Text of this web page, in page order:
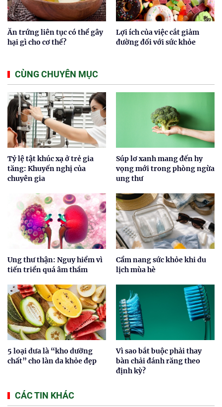
Ăn trứng liên tục có thể gây
hại gì cho cơ thể?
Lợi ích của việc cắt giảm
đường đối với sức khỏe
CÙNG CHUYÊN MỤC
Tỷ lệ tật khúc xạ ở trẻ gia
tăng: Khuyến nghị của
chuyên gia
Súp lơ xanh mang đến hy
vọng mới trong phòng ngừa
ung thư
Ung thư thận: Nguy hiểm vì
tiến triển quá âm thầm
Cẩm nang sức khỏe khi du
lịch mùa hè
5 loại dưa là “kho dưỡng
chất” cho làn da khỏe đẹp
Vì sao bắt buộc phải thay
bàn chải đánh răng theo
định kỳ?
CÁC TIN KHÁC